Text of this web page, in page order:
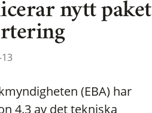
nytt paket
(EBA) har
4.3 av det tekniska